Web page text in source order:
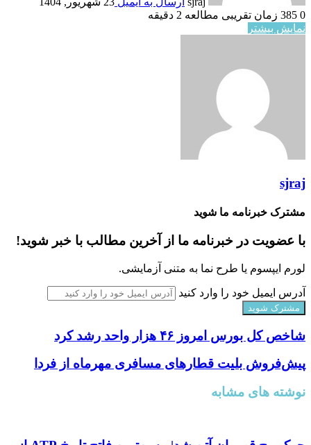
0
زمان تقریبی مطالعه 2 دقیقه
نمایش بیشتر
sjraj
مشترک خبرنامه ما شوید
با عضویت در خبرنامه ما از آخرین مطالب با خبر شوید!
لورم ایپسوم یا طرح‌ نما به متنی آزمایشی.
آدرس ایمیل خود را وارد کنید
شاخص کل بورس امروز ۴۶ هزار واحد رشد کرد
پیش‌فروش بلیت قطار‌های مسافری مهرماه از فردا
نوشته های مشابه